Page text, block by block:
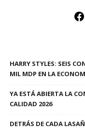
HARRY STYLES: SEIS
MIL MDP EN LA
YA ESTÁ ABIERTA LA
CALIDAD 2026
DETRÁS DE CADA